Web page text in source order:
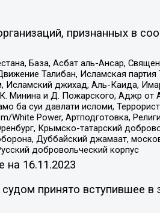
признанных в
База, Асбат аль-Ансар,
Талибан, Исламская партия
джихад, Аль-Каида,
Минина и Д. Пожарского, Аджр от
ба суи давлати исломи,
Power, Артподготовка,
Крымско-татарский
Дуббайский джамаат,
добровольческий корпус
на 16.11.2023
принято вступившее в